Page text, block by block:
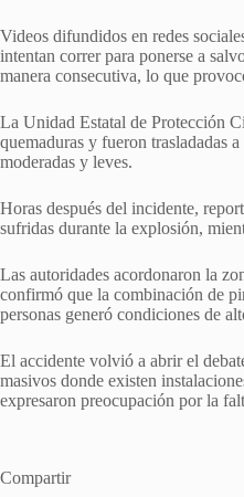
Videos difundidos en redes
intentan correr para ponerse a
manera consecutiva, lo que
La Unidad Estatal de Protección
quemaduras y fueron trasladadas
moderadas y leves.
Horas después del incidente,
sufridas durante la explosión,
Las autoridades acordonaron la
confirmó que la combinación de
personas generó condiciones de
El accidente volvió a abrir el
masivos donde existen
expresaron preocupación por la
Compartir